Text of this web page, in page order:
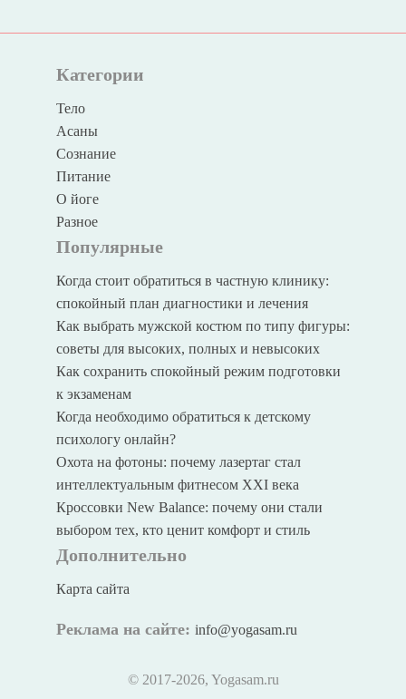
Категории
Тело
Асаны
Сознание
Питание
О йоге
Разное
Популярные
Когда стоит обратиться в частную клинику:
спокойный план диагностики и лечения
Как выбрать мужской костюм по типу фигуры:
советы для высоких, полных и невысоких
Как сохранить спокойный режим подготовки
к экзаменам
Когда необходимо обратиться к детскому
психологу онлайн?
Охота на фотоны: почему лазертаг стал
интеллектуальным фитнесом XXI века
Кроссовки New Balance: почему они стали
выбором тех, кто ценит комфорт и стиль
Дополнительно
Карта сайта
Реклама на сайте: info@yogasam.ru
© 2017-2026, Yogasam.ru